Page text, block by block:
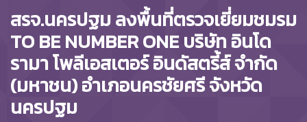
สรจ.นครปฐม ลงพื้นที่ตรวจเยี่ยมชมรม
TO BE NUMBER ONE บริษัท อินโด
รามา โพลีเอสเตอร์ อินดัสตรี้ส์ จำกัด
(มหาชน) อำเภอนครชัยศรี จังหวัด
นครปฐม